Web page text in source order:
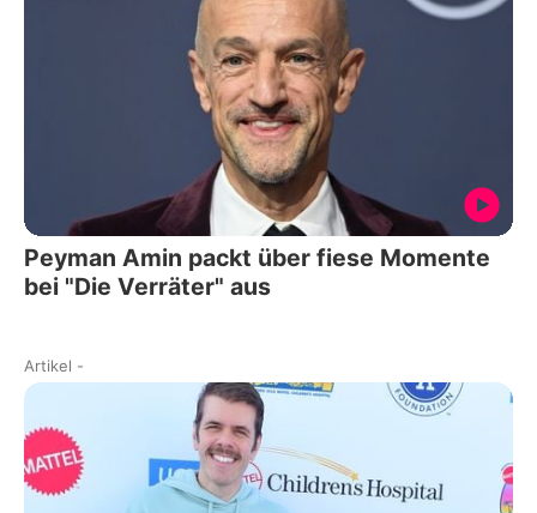
Peyman Amin packt über fiese Momente
bei "Die Verräter" aus
Artikel -